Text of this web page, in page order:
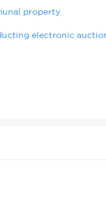
property
electronic